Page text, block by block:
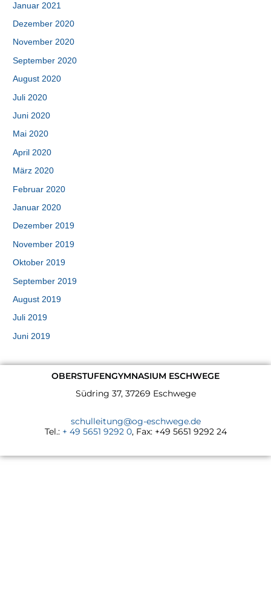
Januar 2021
Dezember 2020
November 2020
September 2020
August 2020
Juli 2020
Juni 2020
Mai 2020
April 2020
März 2020
Februar 2020
Januar 2020
Dezember 2019
November 2019
Oktober 2019
September 2019
August 2019
Juli 2019
Juni 2019
OBERSTUFENGYMNASIUM ESCHWEGE
Südring 37, 37269 Eschwege
schulleitung@og-eschwege.de
Tel.: + 49 5651 9292 0, Fax: +49 5651 9292 24